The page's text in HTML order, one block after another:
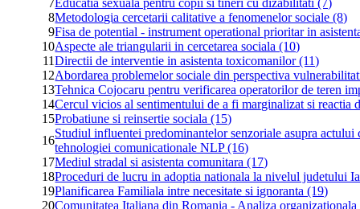
8Metodologia cercetarii calitative a fenomenelor sociale (8)
9Fisa de potential - instrument operational prioritar in
10Aspecte ale triangularii in cercetarea sociala (10)
11Directii de interventie in asistenta toxicomanilor (11)
12Abordarea problemelor sociale din perspectiva
13Tehnica Cojocaru pentru verificarea operatorilor de teren
14Cercul vicios al sentimentului de a fi marginalizat si reactia
15Probatiune si reinsertie sociala (15)
16
Studiul influentei predominantelor senzoriale asupra
tehnologiei comunicationale NLP (16)
17Mediul stradal si asistenta comunitara (17)
18Proceduri de lucru in adoptia nationala la nivelul judetului
19Planificarea Familiala intre necesitate si ignoranta (19)
20Comunitatea Italiana din Romania - Analiza